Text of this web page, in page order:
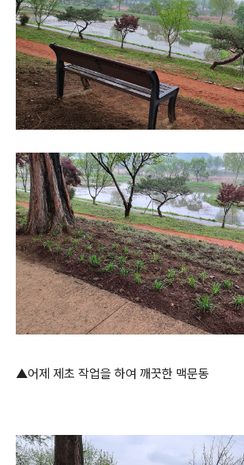
▲어제 제초 작업을 하여 깨끗한 맥문동